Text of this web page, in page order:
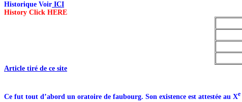
Historique Voir ICI
History Click HERE
Article tiré de ce site
Ce fut tout d’abord un oratoire de faubourg. Son existence est attestée au Xe